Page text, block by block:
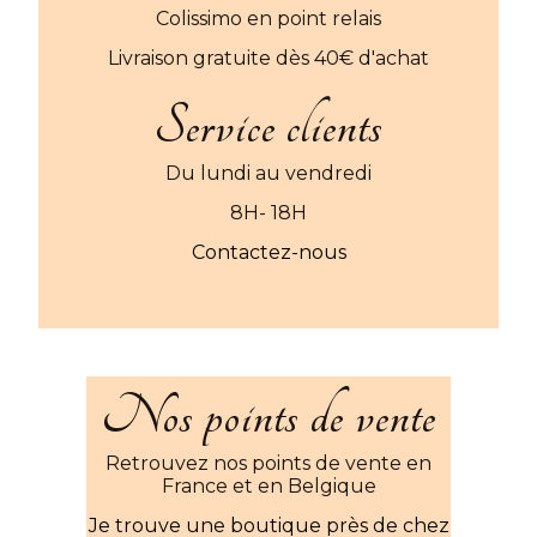
Colissimo en point relais
Livraison gratuite dès 40€ d'achat
Service clients
Du lundi au vendredi
8H- 18H
Contactez-nous
Nos points de vente
Retrouvez nos points de vente en
France et en Belgique
Je trouve une boutique près de chez